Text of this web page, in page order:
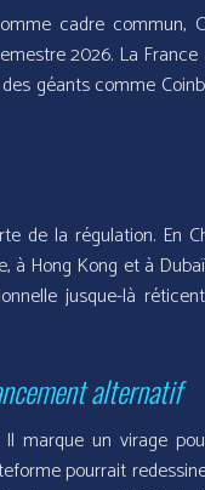
cadre commun,
2026. La
géants comme
de la régulation. En
à Hong Kong et à
jusque-là
alternatif
Il marque un virage
pourrait